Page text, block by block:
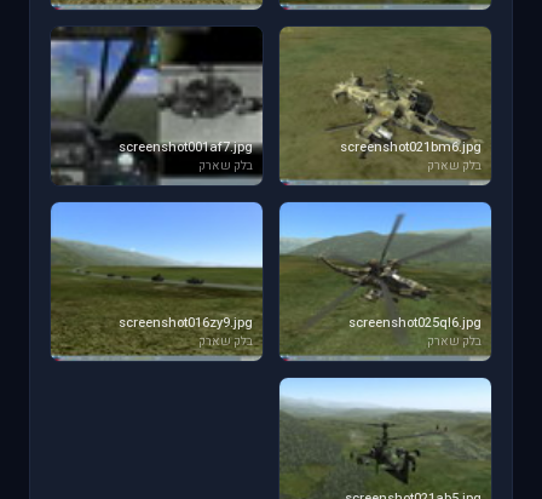
screenshot021bm6.jpg
בלק שארק
screenshot001af7.jpg
בלק שארק
screenshot025ql6.jpg
בלק שארק
screenshot016zy9.jpg
בלק שארק